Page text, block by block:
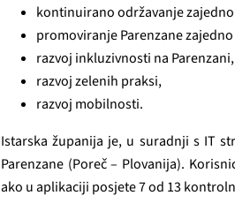
kontinuirano održavanje
promoviranje Parenzane
razvoj inkluzivnosti na Parenzani,
razvoj zelenih praksi,
razvoj mobilnosti.
Istarska županija je, u suradnji s IT
Parenzane (Poreč – Plovanija).
ako u aplikaciji posjete 7 od 13